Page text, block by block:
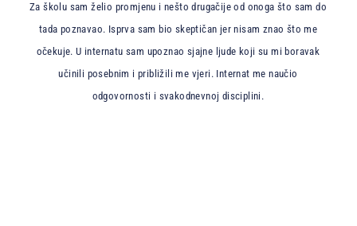
Za školu sam želio promjenu i nešto drugačije od onoga što sam do
tada poznavao. Isprva sam bio skeptičan jer nisam znao što me
očekuje. U internatu sam upoznao sjajne ljude koji su mi boravak
učinili posebnim i približili me vjeri. Internat me naučio
odgovornosti i svakodnevnoj disciplini.